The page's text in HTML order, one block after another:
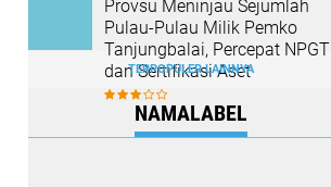
Provsu Meninjau Sejumlah
Pulau-Pulau Milik Pemko
Tanjungbalai, Percepat NPGT
dan Sertifikasi Aset
TERPOPULER LAINNYA
NAMALABEL